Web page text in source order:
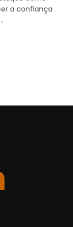
a confiança